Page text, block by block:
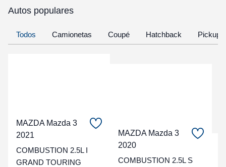
Autos populares
Todos Camionetas Coupé Hatchback Pickup
MAZDA Mazda 3
2021
COMBUSTION 2.5L I
GRAND TOURING
MAZDA Mazda 3
2020
COMBUSTION 2.5L S